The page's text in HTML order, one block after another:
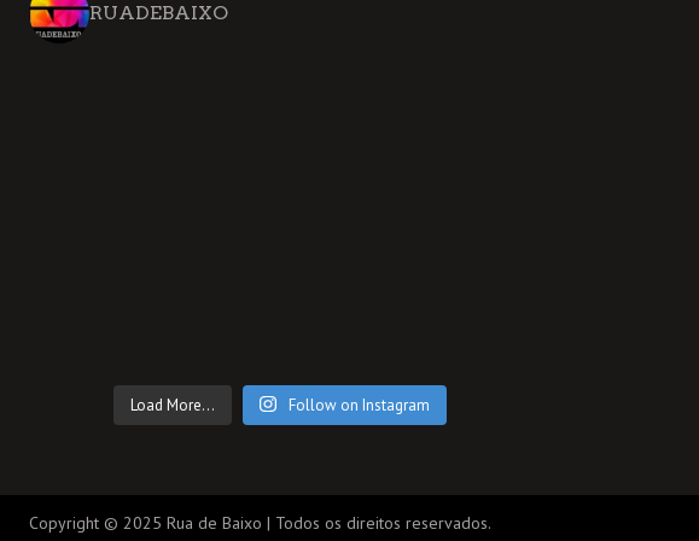
RUADEBAIXO
Load More... Follow on Instagram
Copyright © 2025 Rua de Baixo | Todos os direitos reservados.